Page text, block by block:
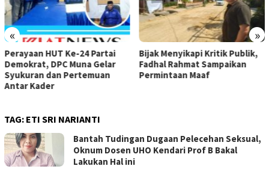
« »
Bijak Menyikapi Kritik Publik,
Fadhal Rahmat Sampaikan
Permintaan Maaf
Ketua DPW PSI Sultra Rajiun
Tumada Serahkan SK dari DPP
Kepada Ketua DPD PSI Se-
TAG: ETI SRI NARIANTI
Bantah Tudingan Dugaan Pelecehan Seksual,
Oknum Dosen UHO Kendari Prof B Bakal
Lakukan Hal ini